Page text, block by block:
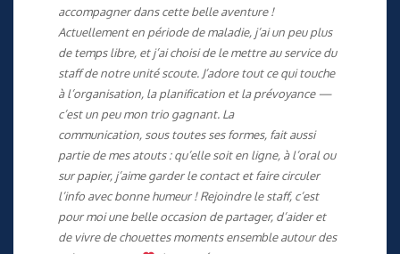
accompagner dans cette belle aventure !
Actuellement en période de maladie, j’ai un peu plus
de temps libre, et j’ai choisi de le mettre au service du
staff de notre unité scoute. J’adore tout ce qui touche
à l’organisation, la planification et la prévoyance —
c’est un peu mon trio gagnant. La
communication, sous toutes ses formes, fait aussi
partie de mes atouts : qu’elle soit en ligne, à l’oral ou
sur papier, j’aime garder le contact et faire circuler
l’info avec bonne humeur ! Rejoindre le staff, c’est
pour moi une belle occasion de partager, d’aider et
de vivre de chouettes moments ensemble autour des